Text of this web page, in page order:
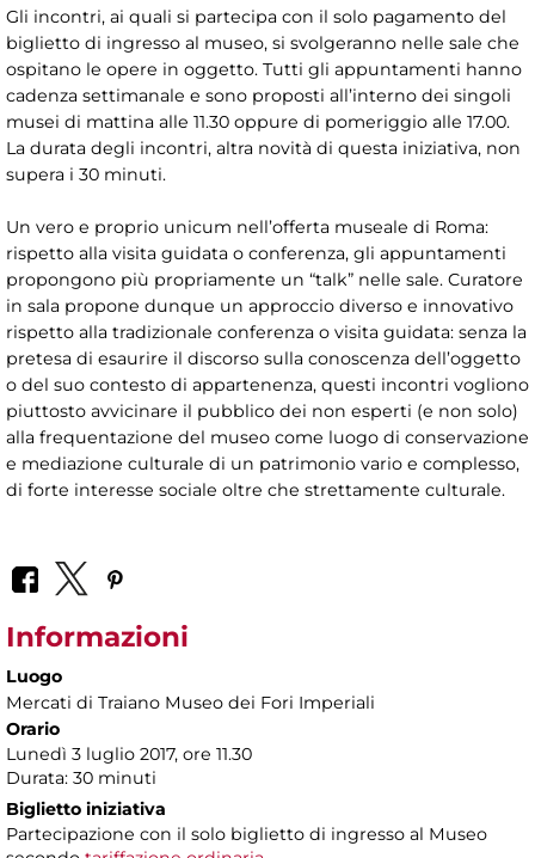
Gli incontri, ai quali si partecipa con il solo pagamento del
biglietto di ingresso al museo, si svolgeranno nelle sale che
ospitano le opere in oggetto. Tutti gli appuntamenti hanno
cadenza settimanale e sono proposti all’interno dei singoli
musei di mattina alle 11.30 oppure di pomeriggio alle 17.00.
La durata degli incontri, altra novità di questa iniziativa, non
supera i 30 minuti.
Un vero e proprio unicum nell’offerta museale di Roma:
rispetto alla visita guidata o conferenza, gli appuntamenti
propongono più propriamente un “talk” nelle sale. Curatore
in sala propone dunque un approccio diverso e innovativo
rispetto alla tradizionale conferenza o visita guidata: senza la
pretesa di esaurire il discorso sulla conoscenza dell’oggetto
o del suo contesto di appartenenza, questi incontri vogliono
piuttosto avvicinare il pubblico dei non esperti (e non solo)
alla frequentazione del museo come luogo di conservazione
e mediazione culturale di un patrimonio vario e complesso,
di forte interesse sociale oltre che strettamente culturale.
Informazioni
Luogo
Mercati di Traiano Museo dei Fori Imperiali
Orario
Lunedì 3 luglio 2017, ore 11.30
Durata: 30 minuti
Biglietto iniziativa
Partecipazione con il solo biglietto di ingresso al Museo